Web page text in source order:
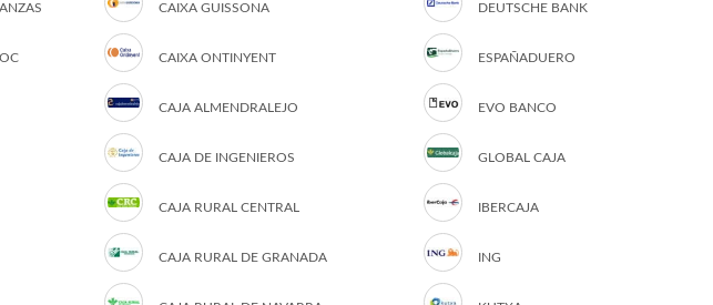
CAIXA GUISSONA
CAIXA ONTINYENT
CAJA ALMENDRALEJO
CAJA DE INGENIEROS
CAJA RURAL CENTRAL
CAJA RURAL DE GRANADA
DEUTSCHE BANK
ESPAÑADUERO
EVO BANCO
GLOBAL CAJA
IBERCAJA
ING